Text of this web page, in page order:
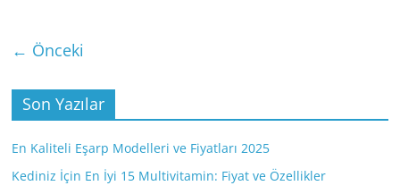
← Önceki
Son Yazılar
En Kaliteli Eşarp Modelleri ve Fiyatları 2025
Kediniz İçin En İyi 15 Multivitamin: Fiyat ve Özellikler